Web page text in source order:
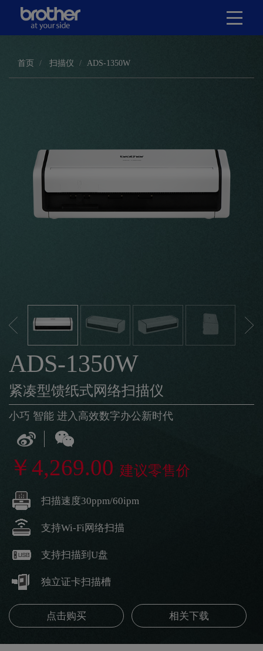
首页 扫描仪 ADS-1350W
ADS-1350W
紧凑型馈纸式网络扫描仪
小巧 智能 进入高效数字办公新时代
￥4,269.00 建议零售价
扫描速度30ppm/60ipm
支持Wi-Fi网络扫描
支持扫描到U盘
独立证卡扫描槽
点击购买 相关下载